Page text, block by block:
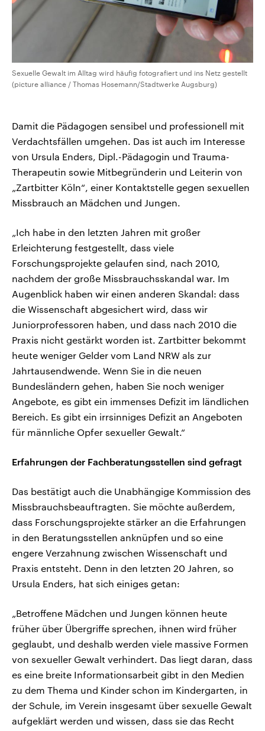
Sexuelle Gewalt im Alltag wird häufig fotografiert und ins Netz gestellt
(picture alliance / Thomas Hosemann/Stadtwerke Augsburg)
Damit die Pädagogen sensibel und professionell mit
Verdachtsfällen umgehen. Das ist auch im Interesse
von Ursula Enders, Dipl.-Pädagogin und Trauma-
Therapeutin sowie Mitbegründerin und Leiterin von
„Zartbitter Köln“, einer Kontaktstelle gegen sexuellen
Missbrauch an Mädchen und Jungen.
„Ich habe in den letzten Jahren mit großer
Erleichterung festgestellt, dass viele
Forschungsprojekte gelaufen sind, nach 2010,
nachdem der große Missbrauchsskandal war. Im
Augenblick haben wir einen anderen Skandal: dass
die Wissenschaft abgesichert wird, dass wir
Juniorprofessoren haben, und dass nach 2010 die
Praxis nicht gestärkt worden ist. Zartbitter bekommt
heute weniger Gelder vom Land NRW als zur
Jahrtausendwende. Wenn Sie in die neuen
Bundesländern gehen, haben Sie noch weniger
Angebote, es gibt ein immenses Defizit im ländlichen
Bereich. Es gibt ein irrsinniges Defizit an Angeboten
für männliche Opfer sexueller Gewalt.“
Erfahrungen der Fachberatungsstellen sind gefragt
Das bestätigt auch die Unabhängige Kommission des
Missbrauchsbeauftragten. Sie möchte außerdem,
dass Forschungsprojekte stärker an die Erfahrungen
in den Beratungsstellen anknüpfen und so eine
engere Verzahnung zwischen Wissenschaft und
Praxis entsteht. Denn in den letzten 20 Jahren, so
Ursula Enders, hat sich einiges getan:
„Betroffene Mädchen und Jungen können heute
früher über Übergriffe sprechen, ihnen wird früher
geglaubt, und deshalb werden viele massive Formen
von sexueller Gewalt verhindert. Das liegt daran, dass
es eine breite Informationsarbeit gibt in den Medien
zu dem Thema und Kinder schon im Kindergarten, in
der Schule, im Verein insgesamt über sexuelle Gewalt
aufgeklärt werden und wissen, dass sie das Recht